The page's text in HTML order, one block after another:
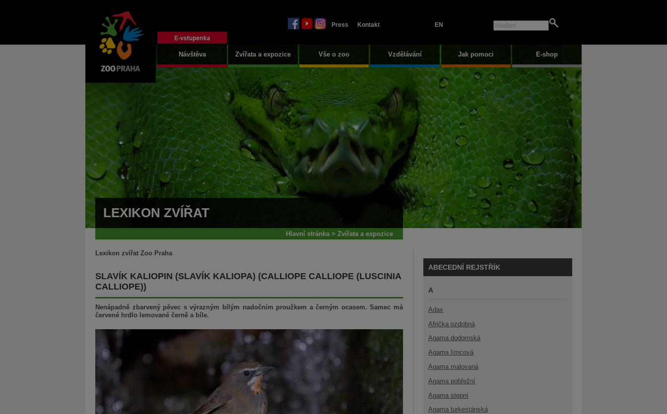
Press Kontakt EN
Návštěva Zvířata a expozice Vše o zoo Vzdělávání Jak pomoci E-shop
LEXIKON ZVÍŘAT
LEXIKON ZVÍŘAT
Hlavní stránka> Zvířata a expozice
Lexikon zvířat Zoo Praha
SLAVÍK KALIOPIN (SLAVÍK KALIOPA) (CALLIOPE CALLIOPE (LUSCINIA
CALLIOPE))
Nenápadně zbarvený pěvec s výrazným bílým nadočním proužkem a černým ocasem. Samec má
červené hrdlo lemované černě a bíle.
ABECEDNÍ REJSTŘÍK
A
Adax
Afrička ozdobná
Agama dodomská
Agama límcová
Agama malovaná
Agama pobřežní
Agama stepní
Agama turkestánská